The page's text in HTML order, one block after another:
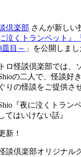
倶楽部 さんが新しい
泣くトランペット』
目～ 」を公開しまし
ロ怪談倶楽部では、
の二人で、怪談好
りの怪談をご提供さ
『夜に泣くトランペ
てはいけない話』
新！
談倶楽部オリジナル